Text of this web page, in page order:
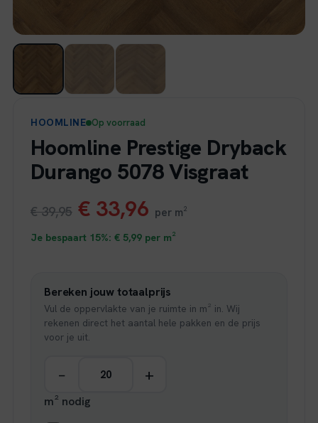
HOOMLINE Op voorraad
Hoomline Prestige Dryback
Durango 5078 Visgraat
€39,95 Oorspronkelijke
prijs
€ 39,95.
€ 33,96 Huidige
prijs
€ 33,96.
per m²
Je bespaart 15%: € 5,99 per m²
Bereken jouw totaalprijs
Vul de oppervlakte van je ruimte in m² in. Wij
rekenen direct het aantal hele pakken en de prijs
voor je uit.
− +
m² nodig